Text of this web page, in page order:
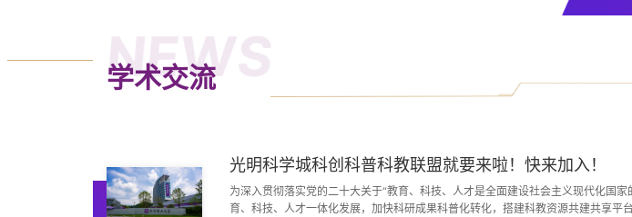
NEWS
学术交流
光明科学城科创科普科教联盟就要来啦！快来加入！
为深入贯彻落实党的二十大关于“教育、科技、人才是全面建设社会主义现代化国
育、科技、人才一体化发展，加快科研成果科普化转化，搭建科教资源共建共享平